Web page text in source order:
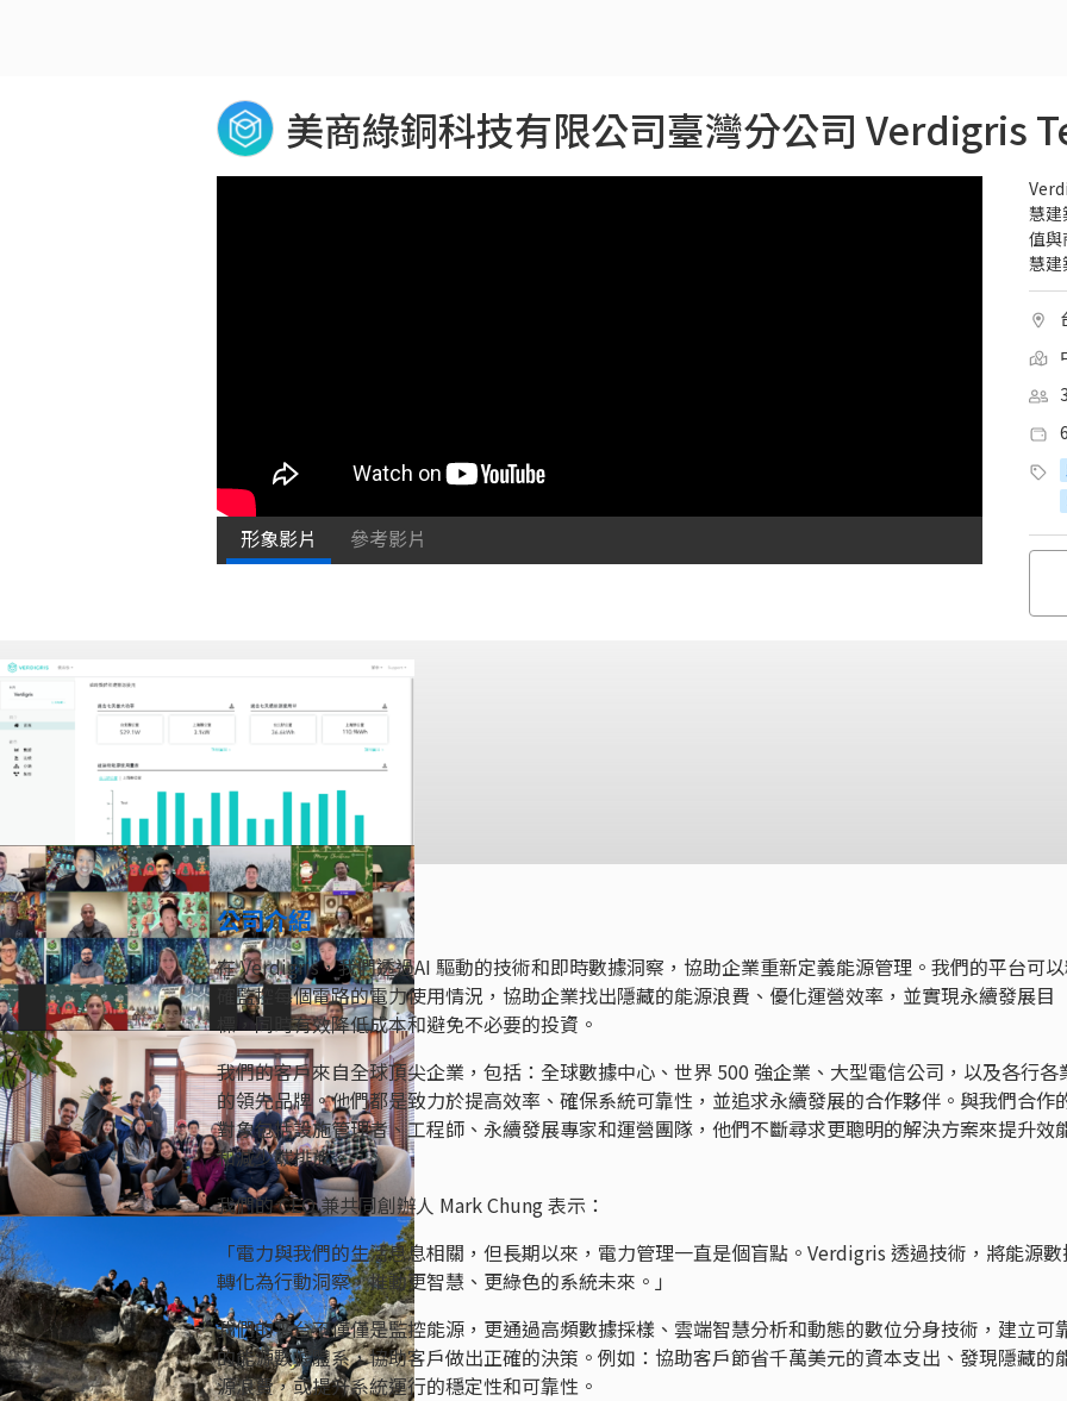
形象影片 參考影片
慧建
值與
慧建
公司介紹
在 Verdigris，我們透過AI 驅動的技術和即時數據洞察，協助企業重新定義能源管理。我們的平台可
確監控每個電路的電力使用情況，協助企業找出隱藏的能源浪費、優化運營效率，並實現永續發展目
標，同時有效降低成本和避免不必要的投資。
我們的客戶來自全球頂尖企業，包括：全球數據中心、世界 500 強企業、大型電信公司，以及各行各
的領先品牌。他們都是致力於提高效率、確保系統可靠性，並追求永續發展的合作夥伴。與我們合作
對象包括設施管理者、工程師、永續發展專家和運營團隊，他們不斷尋求更聰明的解決方案來提升效
和減少碳排放。
我們的 CEO 兼共同創辦人 Mark Chung 表示：
「電力與我們的生活息息相關，但長期以來，電力管理一直是個盲點。Verdigris 透過技術，將能源
轉化為行動洞察，推動更智慧、更綠色的系統未來。」
我們的平台不僅僅是監控能源，更通過高頻數據採樣、雲端智慧分析和動態的數位分身技術，建立可
的能源數據體系，協助客戶做出正確的決策。例如：協助客戶節省千萬美元的資本支出、發現隱藏的
源浪費，或提升系統運行的穩定性和可靠性。